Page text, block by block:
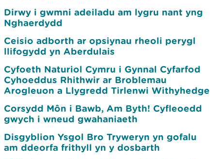
Dirwy i gwmni adeiladu am lygru nant yng
Nghaerdydd
Ceisio adborth ar opsiynau rheoli perygl
llifogydd yn Aberdulais
Cyfoeth Naturiol Cymru i Gynnal Cyfarfod
Cyhoeddus Rhithwir ar Broblemau
Arogleuon a Llygredd Tirlenwi Withyhedge
Corsydd Môn i Bawb, Am Byth! Cyfleoedd
gwych i wneud gwahaniaeth
Disgyblion Ysgol Bro Tryweryn yn gofalu
am ddeorfa frithyll yn y dosbarth